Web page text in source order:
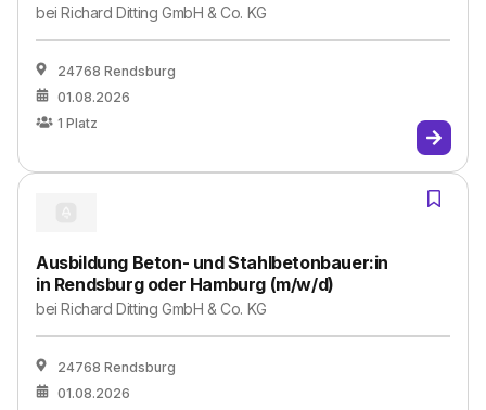
beiRichard Ditting GmbH & Co. KG
24768 Rendsburg
01.08.2026
1 Platz
Ausbildung Beton- und Stahlbetonbauer:in
in Rendsburg oder Hamburg (m/w/d)
beiRichard Ditting GmbH & Co. KG
24768 Rendsburg
01.08.2026